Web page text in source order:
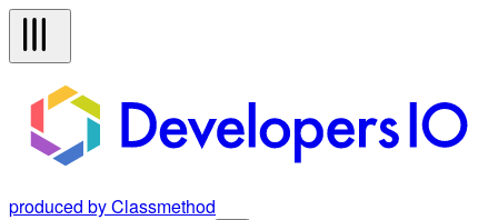
produced by Classmethod